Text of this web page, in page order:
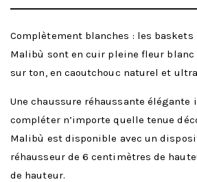
Complètement blanches : les baskets
Malibù sont en cuir pleine fleur
sur ton, en caoutchouc naturel et
Une chaussure réhaussante élégante
compléter n’importe quelle tenue
Malibù est disponible avec un
réhausseur de 6 centimètres de
de hauteur.